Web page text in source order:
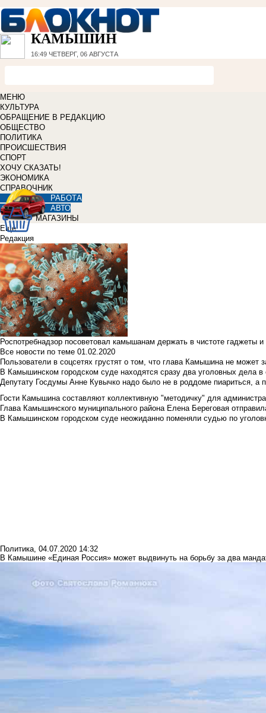
КАМЫШИН
16:49 ЧЕТВЕРГ, 06 АВГУСТА
МЕНЮ
КУЛЬТУРА
ОБРАЩЕНИЕ В РЕДАКЦИЮ
ОБЩЕСТВО
ПОЛИТИКА
ПРОИСШЕСТВИЯ
СПОРТ
ХОЧУ СКАЗАТЬ!
ЭКОНОМИКА
СПРАВОЧНИК
РАБОТА
АВТО
МАГАЗИНЫ
Еще
Редакция
Роспотребнадзор посоветовал камышанам держать в чистоте гаджеты
Все новости по теме 01.02.2020
Пользователи в соцсетях грустят о том, что глава Камышина не может
В Камышинском городском суде находятся сразу два уголовных дела
Депутату Госдумы Анне Кувычко надо было не в роддоме пиариться, а
Гости Камышина составляют коллективную "методичку" для
Глава Камышинского муниципального района Елена Береговая
В Камышинском городском суде неожиданно поменяли судью по
Политика, 04.07.2020 14:32
В Камышине «Единая Россия» может выдвинуть на борьбу за два